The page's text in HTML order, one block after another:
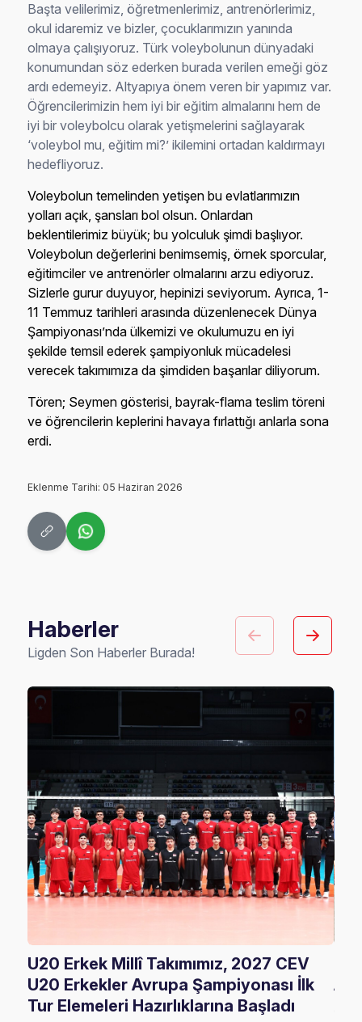
Başta velilerimiz, öğretmenlerimiz, antrenörlerimiz,
okul idaremiz ve bizler, çocuklarımızın yanında
olmaya çalışıyoruz. Türk voleybolunun dünyadaki
konumundan söz ederken burada verilen emeği göz
ardı edemeyiz. Altyapıya önem veren bir yapımız var.
Öğrencilerimizin hem iyi bir eğitim almalarını hem de
iyi bir voleybolcu olarak yetişmelerini sağlayarak
‘voleybol mu, eğitim mi?’ ikilemini ortadan kaldırmayı
hedefliyoruz.
Voleybolun temelinden yetişen bu evlatlarımızın
yolları açık, şansları bol olsun. Onlardan
beklentilerimiz büyük; bu yolculuk şimdi başlıyor.
Voleybolun değerlerini benimsemiş, örnek sporcular,
eğitimciler ve antrenörler olmalarını arzu ediyoruz.
Sizlerle gurur duyuyor, hepinizi seviyorum. Ayrıca, 1-
11 Temmuz tarihleri arasında düzenlenecek Dünya
Şampiyonası’nda ülkemizi ve okulumuzu en iyi
şekilde temsil ederek şampiyonluk mücadelesi
verecek takımımıza da şimdiden başarılar diliyorum.
Tören; Seymen gösterisi, bayrak-flama teslim töreni
ve öğrencilerin keplerini havaya fırlattığı anlarla sona
erdi.
Eklenme Tarihi: 05 Haziran 2026
Haberler
Ligden Son Haberler Burada!
U20 Erkek Millî Takımımız, 2027 CEV
U20 Erkekler Avrupa Şampiyonası İlk
Tur Elemeleri Hazırlıklarına Başladı